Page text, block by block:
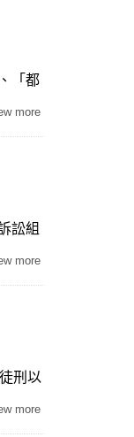
「都
訟組
刑以